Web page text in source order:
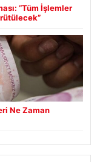
“Tüm İşlemler
Ne Zaman